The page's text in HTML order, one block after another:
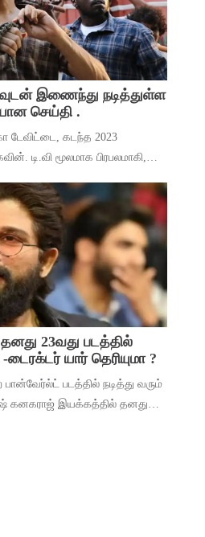
இணைந்து நடித்துள்ள
செய்தி .
டேவிட்டை, கடந்த 2023
டி.வி மூலமாக பிரபலமாகி,
23வது படத்தில்
யார் தெரியுமா ?
படத்தில் நடித்து வரும்
கனகராஜ் இயக்கத்தில் தனது